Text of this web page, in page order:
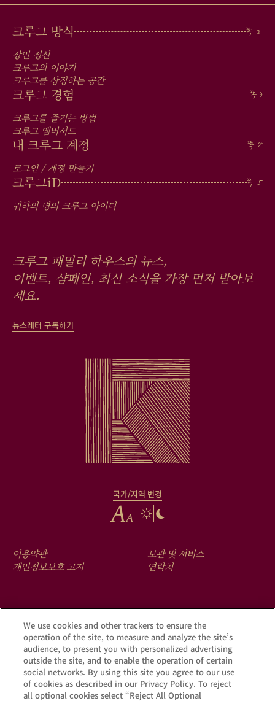
MAIN
MEN
IN
FOOTER
크루그 방식
장인 정신
크루그의 이야기
크루그를 상징하는 공간
크루그 경험
크루그를 즐기는 방법
크루그 앰버서드
내 크루그 계정
로그인 / 계정 만들기
크루그iD
귀하의 병의 크루그 아이디
크루그 패밀리 하우스의 뉴스,
이벤트, 샴페인, 최신 소식을 가장 먼저 받아보
세요.
뉴스레터 구독하기
국가/지역 변경
FOOTER
MENU
이용약관
개인정보보호 고지 보관 및 서비스
연락처
크루그 앱을 다운로드하여 Krug iD를 통해 여러분의 샴페인에 숨겨진
이야기를 확인해 보세요.
We use cookies and other trackers to ensure the
operation of the site, to measure and analyze the site’s
audience, to present you with personalized advertising
outside the site, and to enable the operation of certain
social networks. By using this site you agree to our use
of cookies as described in our Privacy Policy. To reject
all optional cookies select “Reject All Optional